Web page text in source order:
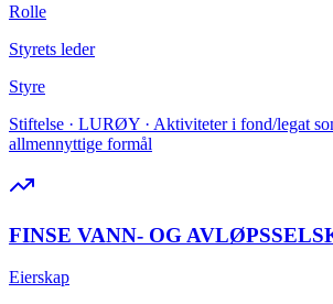
Rolle
Styrets leder
Styre
Stiftelse · LURØY · Aktiviteter i fond/legat
allmennyttige formål
FINSE VANN- OG
Eierskap